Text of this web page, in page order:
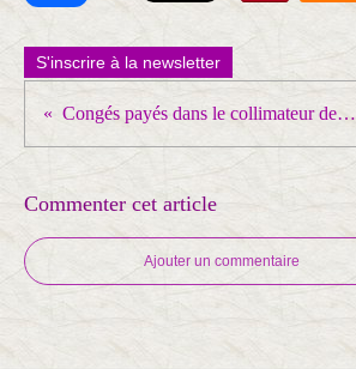
S'inscrire à la newsletter
Congés payés dans le collimateur de Bayrou !
Commenter cet article
Ajouter un commentaire